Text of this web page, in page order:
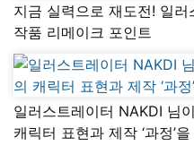
지금 실력으로 재도전! 일
작품 리메이크 포인트
일러스트레이터 NAKDI 님
캐릭터 표현과 제작 ‘과정’